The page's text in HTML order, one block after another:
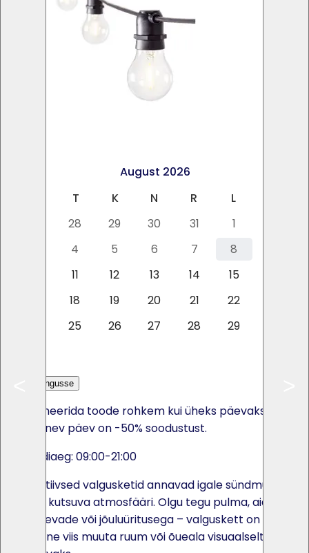
August 2026
T K N R L
28 29 30 31 1
4 5 6 7 8
11 12 13 14 15
18 19 20 21 22
25 26 27 28 29
Lisa päringusse
Kui broneerida toode rohkem kui üheks päevaks, siis
iga järgnev päev on -50% soodustust.
Rendiaeg: 09:00-21:00
Dekoratiivsed valgusketid annavad igale sündmusele
sooja ja kutsuva atmosfääri. Olgu tegu pulma, aiapeo,
suvepäevade või jõuluüritusega – valguskett on lihtne
ja efektne viis muuta ruum või õueala visuaalselt